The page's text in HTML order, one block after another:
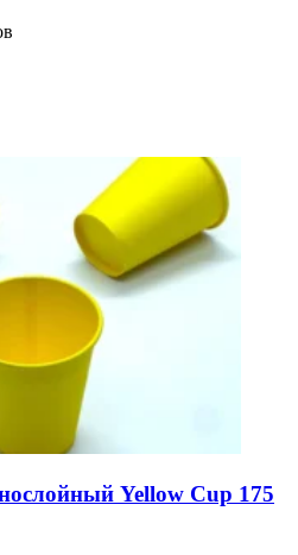
Yellow Cup 175